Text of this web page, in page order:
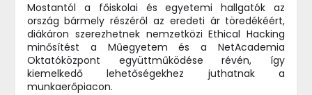
Mostantól a főiskolai és egyetemi hallgatók az
ország bármely részéről az eredeti ár töredékéért,
diákáron szerezhetnek nemzetközi Ethical Hacking
minősítést a Műegyetem és a NetAcademia
Oktatóközpont együttműködése révén, így
kiemelkedő lehetőségekhez juthatnak a
munkaerőpiacon.